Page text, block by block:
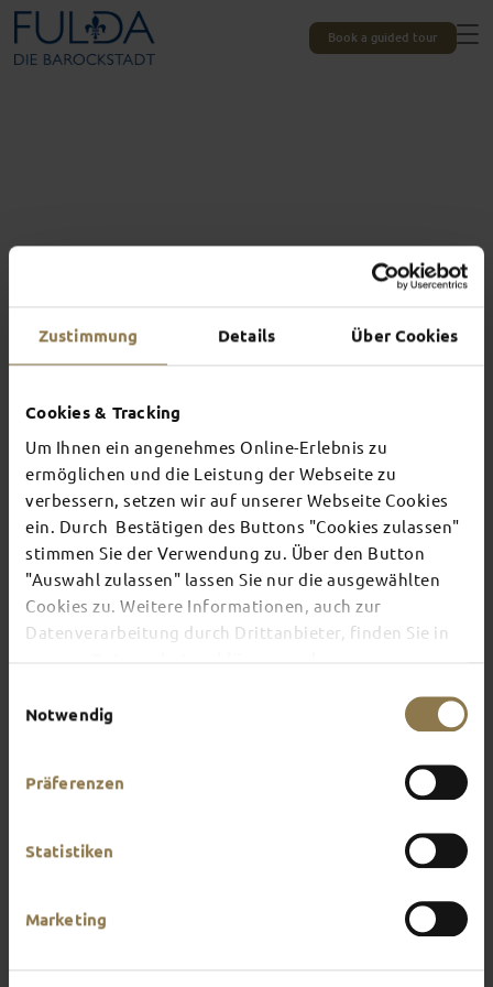
Zustimmung Details Über Cookies
Cookies & Tracking
Um Ihnen ein angenehmes Online-Erlebnis zu
ermöglichen und die Leistung der Webseite zu
verbessern, setzen wir auf unserer Webseite Cookies
ein. Durch Bestätigen des Buttons "Cookies zulassen"
stimmen Sie der Verwendung zu. Über den Button
"Auswahl zulassen" lassen Sie nur die ausgewählten
Cookies zu. Weitere Informationen, auch zur
Datenverarbeitung durch Drittanbieter, finden Sie in
Notwendig
Präferenzen
Statistiken
Marketing
Book a guided tour
INFORMATION &
BROCHURES
Do you like to do your research when making
travel arrangements? We have put together lots
of useful information to answer all your questions.
The team at the Tourist Information Office are
also available to answer any further questions you